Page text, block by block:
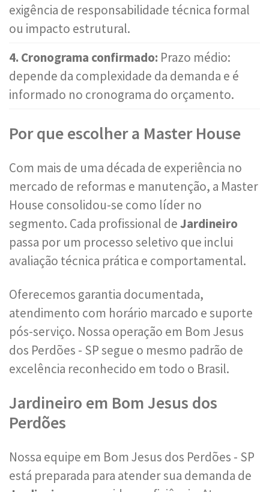
exigência de responsabilidade técnica formal
ou impacto estrutural.
4. Cronograma confirmado: Prazo médio:
depende da complexidade da demanda e é
informado no cronograma do orçamento.
Por que escolher a Master House
Com mais de uma década de experiência no
mercado de reformas e manutenção, a Master
House consolidou-se como líder no
segmento. Cada profissional deJardineiro
passa por um processo seletivo que inclui
avaliação técnica prática e comportamental.
Oferecemos garantia documentada,
atendimento com horário marcado e suporte
pós-serviço. Nossa operação em Bom Jesus
dos Perdões - SP segue o mesmo padrão de
excelência reconhecido em todo o Brasil.
Jardineiro em Bom Jesus dos
Perdões
Nossa equipe em Bom Jesus dos Perdões - SP
está preparada para atender sua demanda de